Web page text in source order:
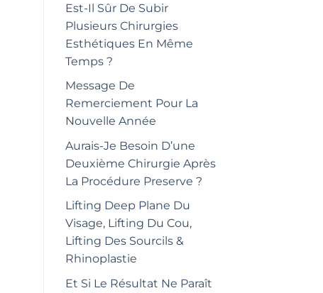
Est-Il Sûr De Subir
Plusieurs Chirurgies
Esthétiques En Même
Temps ?
Message De
Remerciement Pour La
Nouvelle Année
Aurais-Je Besoin D’une
Deuxième Chirurgie Après
La Procédure Preserve ?
Lifting Deep Plane Du
Visage, Lifting Du Cou,
Lifting Des Sourcils &
Rhinoplastie
Et Si Le Résultat Ne Paraît